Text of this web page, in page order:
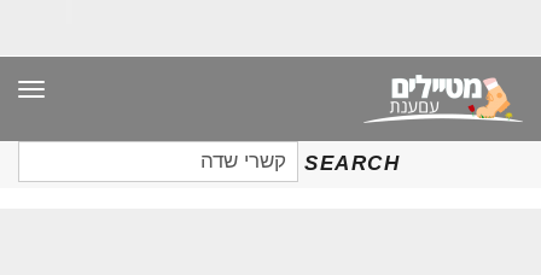
SEARCH
חיפוש
עבור: